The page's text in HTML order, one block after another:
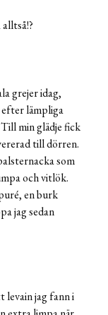
grejer idag,
efter lämpliga
min glädje fick
till dörren.
som
och vitlök.
en burk
jag sedan
jag fann i